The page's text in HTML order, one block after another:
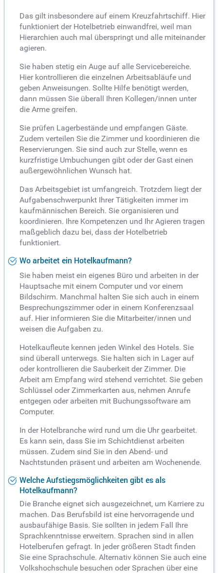
Das gilt insbesondere auf einem Kreuzfahrtschiff. Hier
funktioniert der Hotelbetrieb einwandfrei, weil man
Hierarchien auch mal überspringt und alle miteinander
agieren.
Sie haben stetig ein Auge auf alle Servicebereiche.
Hier kontrollieren die einzelnen Arbeitsabläufe und
geben Anweisungen. Sollte Hilfe benötigt werden,
dann müssen Sie überall Ihren Kollegen/innen unter
die Arme greifen.
Sie prüfen Lagerbestände und empfangen Gäste.
Zudem verteilen Sie die Zimmer und koordinieren die
Reservierungen. Sie sind auch zur Stelle, wenn es
kurzfristige Umbuchungen gibt oder der Gast einen
außergewöhnlichen Wunsch hat.
Das Arbeitsgebiet ist umfangreich. Trotzdem liegt der
Aufgabenschwerpunkt Ihrer Tätigkeiten immer im
kaufmännischen Bereich. Sie organisieren und
koordinieren. Ihre Kompetenzen und Ihr Agieren tragen
maßgeblich dazu bei, dass der Hotelbetrieb
funktioniert.
Wo arbeitet ein Hotelkaufmann?
Sie haben meist ein eigenes Büro und arbeiten in der
Hauptsache mit einem Computer und vor einem
Bildschirm. Manchmal halten Sie sich auch in einem
Besprechungszimmer oder in einem Konferenzsaal
auf. Hier informieren Sie die Mitarbeiter/innen und
weisen die Aufgaben zu.
Hotelkaufleute kennen jeden Winkel des Hotels. Sie
sind überall unterwegs. Sie halten sich in Lager auf
oder kontrollieren die Sauberkeit der Zimmer. Die
Arbeit am Empfang wird stehend verrichtet. Sie geben
Schlüssel oder Zimmerkarten aus, nehmen Anrufe
entgegen oder arbeiten mit Buchungssoftware am
Computer.
In der Hotelbranche wird rund um die Uhr gearbeitet.
Es kann sein, dass Sie im Schichtdienst arbeiten
müssen. Zudem sind Sie in den Abend- und
Nachtstunden präsent und arbeiten am Wochenende.
Welche Aufstiegsmöglichkeiten gibt es als
Hotelkaufmann?
Die Branche eignet sich ausgezeichnet, um Karriere zu
machen. Das Berufsbild ist eine hervorragende und
ausbaufähige Basis. Sie sollten in jedem Fall Ihre
Sprachkenntnisse erweitern. Sprachen sind in allen
Hotelberufen gefragt. In jeder größeren Stadt finden
Sie eine Sprachschule. Alternativ können Sie auch eine
Volkshochschule besuchen oder Sprachen über eine